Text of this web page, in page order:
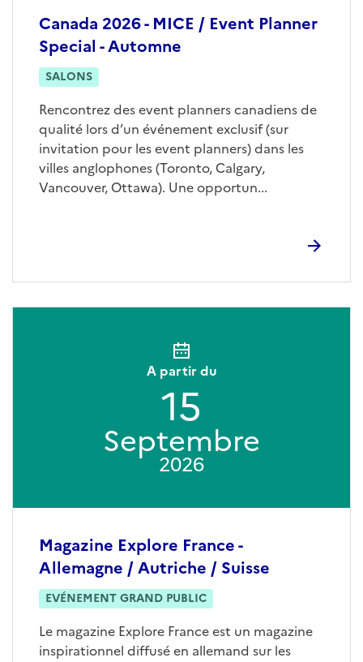
Canada 2026 - MICE / Event Planner
Special - Automne
SALONS
Rencontrez des event planners canadiens de
qualité lors d’un événement exclusif (sur
invitation pour les event planners) dans les
villes anglophones (Toronto, Calgary,
Vancouver, Ottawa). Une opportun...
Magazine Explore France -
Allemagne / Autriche / Suisse
EVÉNEMENT GRAND PUBLIC
Le magazine Explore France est un magazine
inspirationnel diffusé en allemand sur les
A partir du
15
Septembre
2026